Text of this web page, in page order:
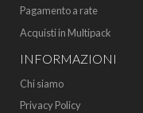
Pagamento a rate
Acquisti in Multipack
INFORMAZIONI
Chi siamo
Privacy Policy